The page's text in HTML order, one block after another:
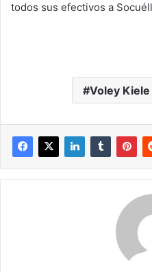
todos sus efectivos a
Voley